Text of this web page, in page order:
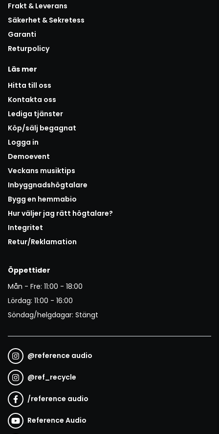
Frakt & Leverans
Säkerhet & Sekretess
Garanti
Returpolicy
Läs mer
Hitta till oss
Kontakta oss
Lediga tjänster
Köp/sälj begagnat
Logga in
Demoevent
Veckans musiktips
Inbyggnadshögtalare
Bygg en hemmabio
Hur väljer jag rätt högtalare?
Integritet
Retur/Reklamation
Öppettider
Mån - Fre: 11:00 - 18:00
Lördag: 11:00 - 16:00
Söndag/helgdagar: Stängt
@reference audio
@ref_recycle
/reference audio
Reference Audio